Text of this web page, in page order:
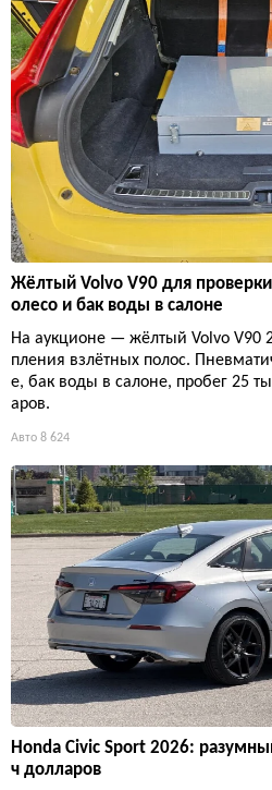
Жёлтый Volvo V90 для
олесо и бак воды в салоне
На аукционе — жёлтый Volvo V90
пления взлётных полос.
е, бак воды в салоне, пробег 25
аров.
Авто 8 624
Honda Civic Sport 2026:
ч долларов